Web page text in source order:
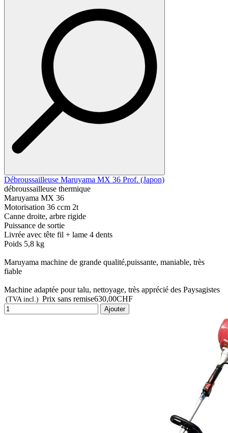
Débroussailleuse Maruyama MX 36 Prof. (Japon)
débroussailleuse thermique
Maruyama MX 36
Motorisation 36 ccm 2t
Canne droite, arbre rigide
Puissance de sortie
Livrée avec tête fil + lame 4 dents
Poids 5,8 kg
Maruyama machine de grande qualité,puissante, maniable, très
fiable
Machine adaptée pour talu, nettoyage, très apprécié des Paysagistes
(TVA incl.) Prix sans remise630,00CHF
Ajouter